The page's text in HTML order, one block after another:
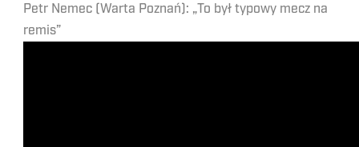
Petr Nemec (Warta Poznań): „To był typowy mecz na
remis”